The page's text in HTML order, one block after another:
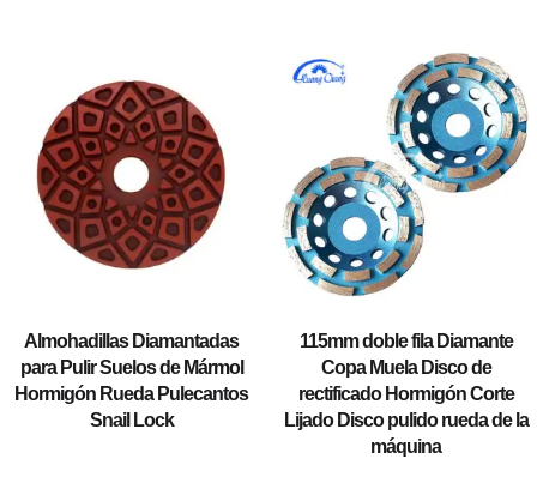
Almohadillas Diamantadas
para Pulir Suelos de Mármol
Hormigón Rueda Pulecantos
Snail Lock
115mm doble fila Diamante
Copa Muela Disco de
rectificado Hormigón Corte
Lijado Disco pulido rueda de la
máquina